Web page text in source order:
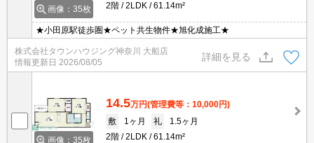
画像：35枚
2階
2LDK 61.14m²
★小田原駅徒歩圏★ペット共生物件★旭化成施工★
株式会社タウンハウジング神奈川 大船店
情報更新日 2026/08/05
詳細を見る
画像：35枚
14.5万円(管理費等：10,000円)
敷
1ヶ月 礼
1.5ヶ月
2階
2LDK 61.14m²